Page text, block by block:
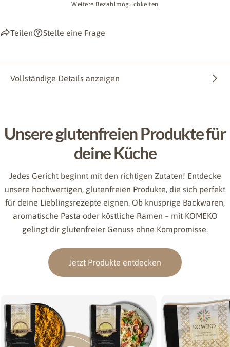
Weitere Bezahlmöglichkeiten
Teilen Stelle eine Frage
Vollständige Details anzeigen
Unsere glutenfreien Produkte für
deine Küche
Jedes Gericht beginnt mit den richtigen Zutaten! Entdecke
unsere hochwertigen, glutenfreien Produkte, die sich perfekt
für deine Lieblingsrezepte eignen. Ob knusprige Backwaren,
aromatische Pasta oder köstliche Ramen – mit KOMEKO
gelingt dir glutenfreier Genuss ohne Kompromisse.
Jetzt Produkte entdecken